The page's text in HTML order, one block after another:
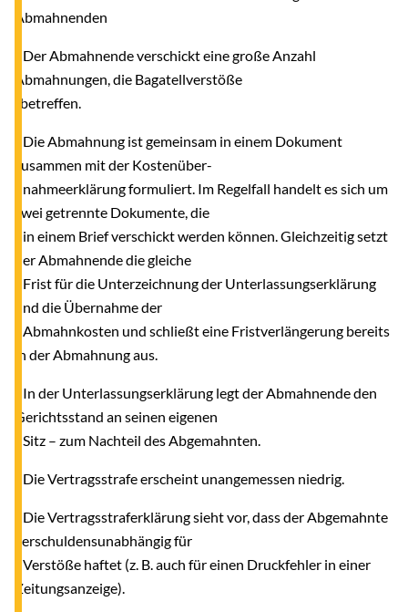
Abmahnenden
- Der Abmahnende verschickt eine große Anzahl
Abmahnungen, die Bagatellverstöße
betreffen.
- Die Abmahnung ist gemeinsam in einem Dokument
zusammen mit der Kostenüber-
nahmeerklärung formuliert. Im Regelfall handelt es sich um
zwei getrennte Dokumente, die
in einem Brief verschickt werden können. Gleichzeitig setzt
der Abmahnende die gleiche
Frist für die Unterzeichnung der Unterlassungserklärung
und die Übernahme der
Abmahnkosten und schließt eine Fristverlängerung bereits
in der Abmahnung aus.
- In der Unterlassungserklärung legt der Abmahnende den
Gerichtsstand an seinen eigenen
Sitz – zum Nachteil des Abgemahnten.
- Die Vertragsstrafe erscheint unangemessen niedrig.
- Die Vertragsstraferklärung sieht vor, dass der Abgemahnte
verschuldensunabhängig für
Verstöße haftet (z. B. auch für einen Druckfehler in einer
Zeitungsanzeige).